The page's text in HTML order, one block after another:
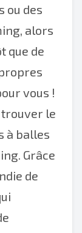
ou des
alors
que de
vous !
trouver le
à balles
Grâce
de